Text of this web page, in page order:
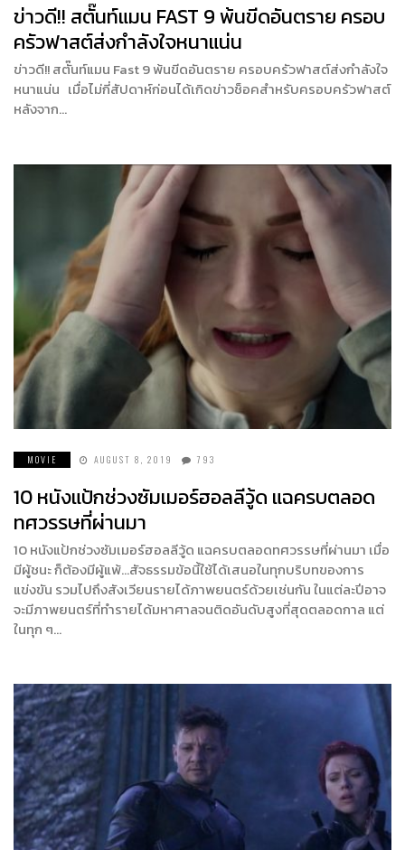
ข่าวดี!! สตั๊นท์แมน FAST 9 พ้นขีดอันตราย ครอบ
ครัวฟาสต์ส่งกำลังใจหนาแน่น
ข่าวดี!! สตั๊นท์แมน Fast 9 พ้นขีดอันตราย ครอบครัวฟาสต์ส่งกำลังใจ
หนาแน่น เมื่อไม่กี่สัปดาห์ก่อนได้เกิดข่าวช็อคสำหรับครอบครัวฟาสต์
หลังจาก…
MOVIE AUGUST 8, 2019 793
10 หนังแป้กช่วงซัมเมอร์ฮอลลีวู้ด แฉครบตลอด
ทศวรรษที่ผ่านมา
10 หนังแป้กช่วงซัมเมอร์ฮอลลีวู้ด แฉครบตลอดทศวรรษที่ผ่านมา เมื่อ
มีผู้ชนะ ก็ต้องมีผู้แพ้…สัจธรรมข้อนี้ใช้ได้เสนอในทุกบริบทของการ
แข่งขัน รวมไปถึงสังเวียนรายได้ภาพยนตร์ด้วยเช่นกัน ในแต่ละปีอาจ
จะมีภาพยนตร์ที่ทำรายได้มหาศาลจนติดอันดับสูงที่สุดตลอดกาล แต่
ในทุก ๆ…